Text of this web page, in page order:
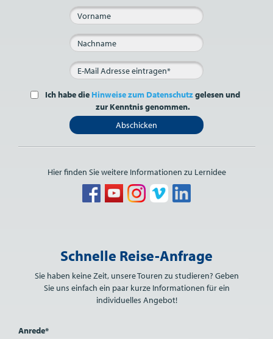
Ich habe die Hinweise zum Datenschutzgelesen und
zur Kenntnis genommen.
Abschicken
Hier finden Sie weitere Informationen zu Lernidee
Schnelle Reise-Anfrage
Sie haben keine Zeit, unsere Touren zu studieren? Geben
Sie uns einfach ein paar kurze Informationen für ein
individuelles Angebot!
Anrede*